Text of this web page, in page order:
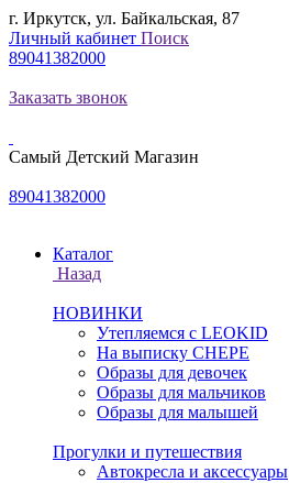
г. Иркутск, ул. Байкальская, 87
Личный кабинет Поиск
89041382000
Заказать звонок
Самый Детский Магазин
89041382000
Каталог
Назад
НОВИНКИ
Утепляемся с LEOKID
На выписку CHEPE
Образы для девочек
Образы для мальчиков
Образы для малышей
Прогулки и путешествия
Автокресла и аксессуары